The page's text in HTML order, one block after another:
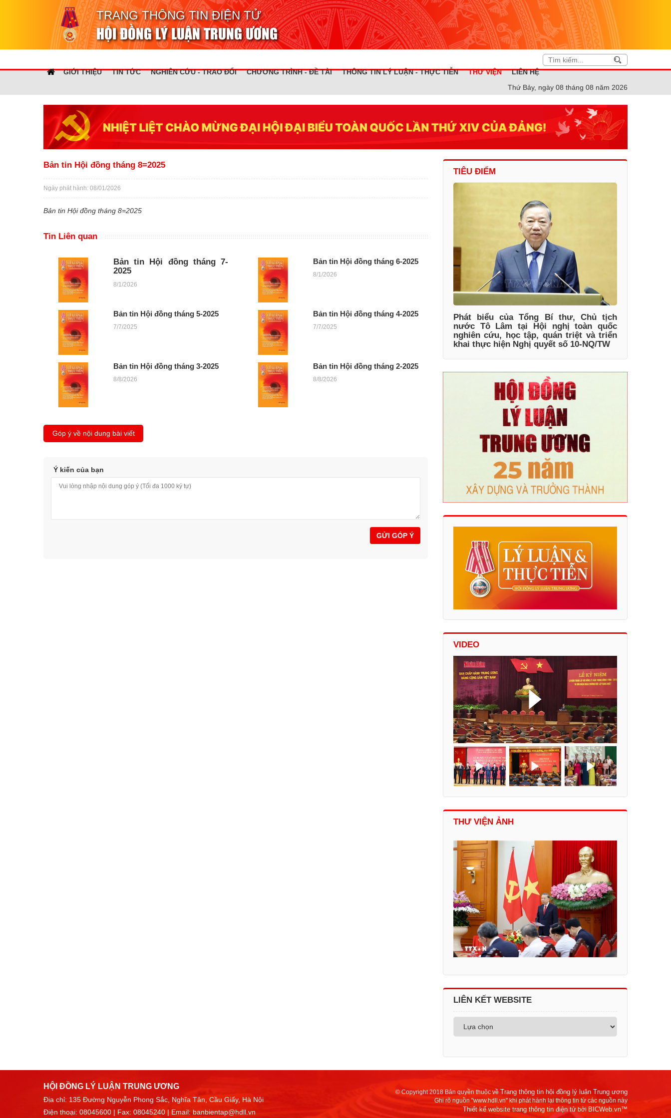
TRANG THÔNG TIN ĐIỆN TỬ
HỘI ĐỒNG LÝ LUẬN TRUNG ƯƠNG
GIỚI THIỆU TIN TỨC NGHIÊN CỨU - TRAO ĐỔI CHƯƠNG TRÌNH - ĐỀ TÀI THÔNG TIN LÝ LUẬN - THỰC TIỄN THƯ VIỆN
LIÊN HỆ
Thứ Bảy, ngày 08 tháng 08 năm 2026
Bản tin Hội đồng tháng 8=2025
Ngày phát hành: 08/01/2026
Bản tin Hội đồng tháng 8=2025
Tin Liên quan
Bản tin Hội đồng tháng 7-
2025
8/1/2026
Bản tin Hội đồng tháng 6-2025
8/1/2026
Bản tin Hội đồng tháng 5-2025
7/7/2025
Bản tin Hội đồng tháng 4-2025
7/7/2025
Bản tin Hội đồng tháng 3-2025
8/8/2026
Bản tin Hội đồng tháng 2-2025
8/8/2026
Góp ý về nội dung bài viết
Ý kiến của bạn
GỬI GÓP Ý
TIÊU ĐIỂM
Phát biểu của Tổng Bí thư, Chủ tịch
nước Tô Lâm tại Hội nghị toàn quốc
nghiên cứu, học tập, quán triệt và triển
khai thực hiện Nghị quyết số 10-NQ/TW
VIDEO
THƯ VIỆN ẢNH
LIÊN KẾT WEBSITE
HỘI ĐỒNG LÝ LUẬN TRUNG ƯƠNG
Địa chỉ: 135 Đường Nguyễn Phong Sắc, Nghĩa Tân, Cầu Giấy, Hà Nội
Điện thoại: 08045600 | Fax: 08045240 | Email: banbientap@hdll.vn
© Copyright 2018 Bản quyền thuộc về Trang thông tin hội đồng lý luận Trung ương
Ghi rõ nguồn "www.hdll.vn" khi phát hành lại thông tin từ các nguồn này
Thiết kế website trang thông tin điện tử bởi BICWeb.vn™